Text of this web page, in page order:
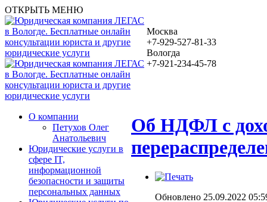
ОТКРЫТЬ МЕНЮ
Москва
+7-929-527-81-33
Вологда
+7-921-234-45-78
О компании
Петухов Олег
Анатольевич
Юридические услуги в
сфере IT,
информационной
безопасности и защиты
персональных данных
Об НДФЛ с
Обновлено 25.09.2022